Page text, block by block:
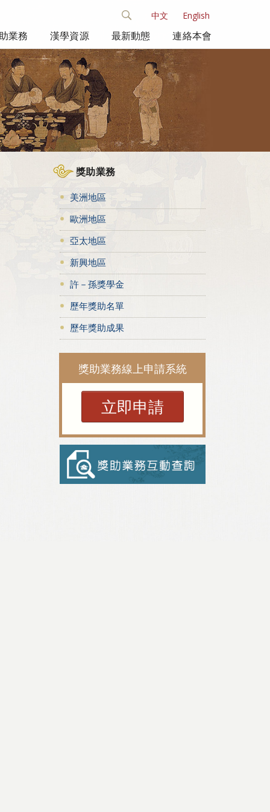
中文 English
業務 漢學資源 最新動態 連絡本會
獎助業務
美洲地區
歐洲地區
亞太地區
新興地區
許－孫獎學金
歷年獎助名單
歷年獎助成果
獎助業務線上申請系統
立即申請